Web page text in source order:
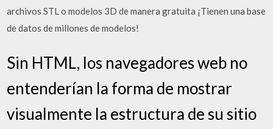
archivos STL o modelos 3D de manera gratuita ¡Tienen una base
de datos de millones de modelos!
Sin HTML, los navegadores web no
entenderían la forma de mostrar
visualmente la estructura de su sitio